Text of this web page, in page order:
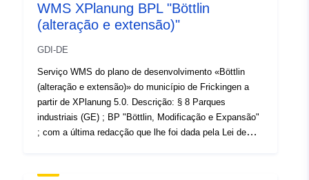
48.9659315 ], [ 9.0133936,
Está em
confomidade
com:
Recurso:
http://data.europa.eu/eli/reg/2009/
WMS XPlanung BPL "Böttlin
(alteração e extensão)"
GDI-DE
Serviço WMS do plano de desenvolvimento «Böttlin
(alteração e extensão)» do município de Frickingen a
partir de XPlanung 5.0. Descrição: § 8 Parques
industriais (GE) ; BP "Böttlin, Modificação e Expansão"
; com a última redacção que lhe foi dada pela Lei de